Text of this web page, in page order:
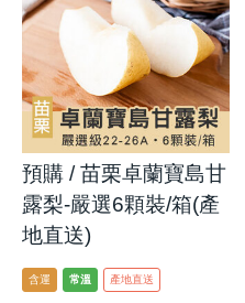
預購 / 苗栗卓蘭寶島甘
露梨-嚴選6顆裝/箱(產
地直送)
含運 常溫 產地直送